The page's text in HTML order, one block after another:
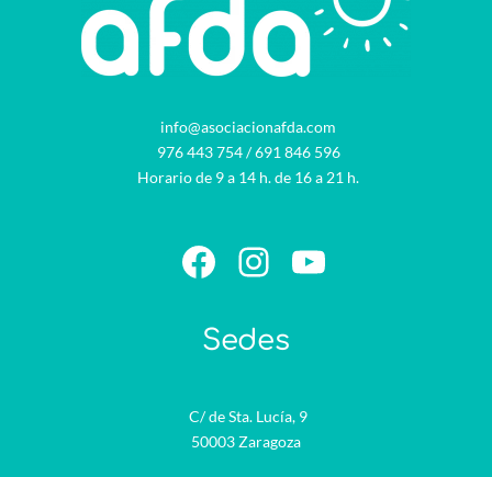
info@asociacionafda.com
976 443 754/691 846 596
Horario de 9 a 14 h. de 16 a 21 h.
Facebook
Instagram
YouTube
Sedes
C/ de Sta. Lucía, 9
50003 Zaragoza